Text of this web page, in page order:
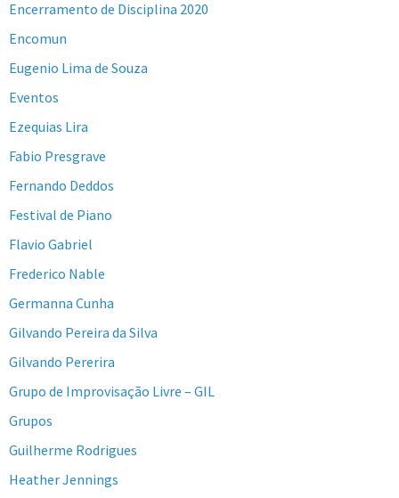
Encerramento de Disciplina 2020
Encomun
Eugenio Lima de Souza
Eventos
Ezequias Lira
Fabio Presgrave
Fernando Deddos
Festival de Piano
Flavio Gabriel
Frederico Nable
Germanna Cunha
Gilvando Pereira da Silva
Gilvando Pererira
Grupo de Improvisação Livre – GIL
Grupos
Guilherme Rodrigues
Heather Jennings